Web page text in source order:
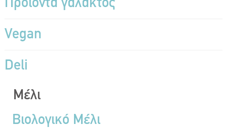
Προϊόντα γάλακτος
Vegan
Deli
Μέλι
Βιολογικό Μέλι